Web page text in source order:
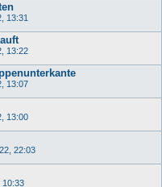
13:31
13:22
13:07
13:00
22:03
10:33